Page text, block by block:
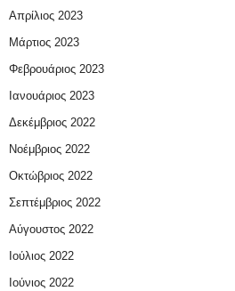
Απρίλιος 2023
Μάρτιος 2023
Φεβρουάριος 2023
Ιανουάριος 2023
Δεκέμβριος 2022
Νοέμβριος 2022
Οκτώβριος 2022
Σεπτέμβριος 2022
Αύγουστος 2022
Ιούλιος 2022
Ιούνιος 2022